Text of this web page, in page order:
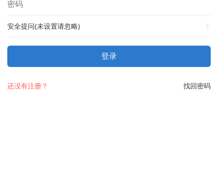
安全提问(未设置请忽略)
登录
找回密码
还没有注册？